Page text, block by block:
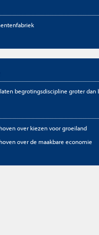
begrotingsdiscipline groter dan
over kiezen voor groeiland
over de maakbare economie